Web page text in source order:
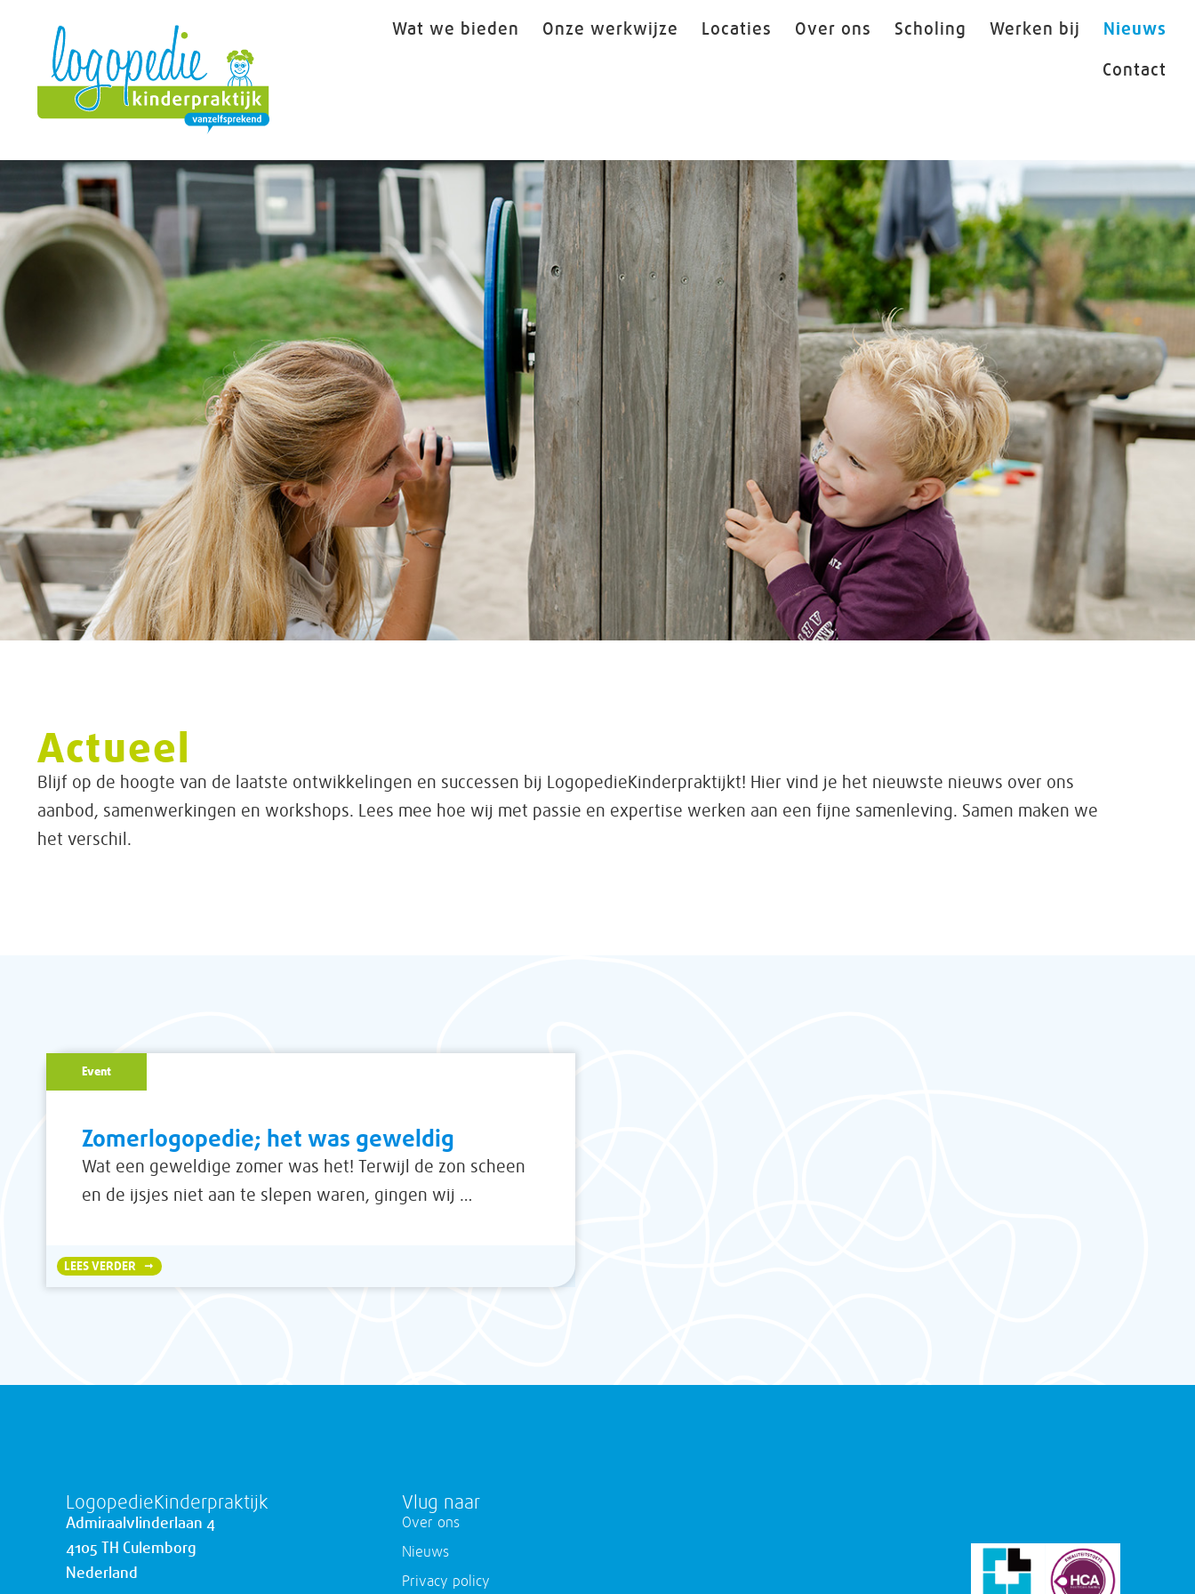
Wat we bieden Onze werkwijze Locaties Over ons Scholing Werken bij
Nieuws
Contact
Actueel
Blijf op de hoogte van de laatste ontwikkelingen en successen bij LogopedieKinderpraktijkt! Hier vind je het nieuwste nieuws over ons
aanbod, samenwerkingen en workshops. Lees mee hoe wij met passie en expertise werken aan een fijne samenleving. Samen maken we
het verschil.
Event
Zomerlogopedie; het was geweldig
Wat een geweldige zomer was het! Terwijl de zon scheen
en de ijsjes niet aan te slepen waren, gingen wij …
LEES VERDER
LogopedieKinderpraktijk
Admiraalvlinderlaan 4
4105 TH Culemborg
Nederland
Vlug naar
Over ons
Nieuws
Privacy policy